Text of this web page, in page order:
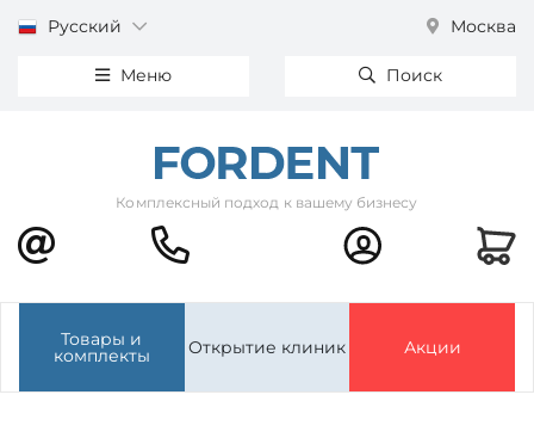
Русский Москва
Меню Поиск
Комплексный подход к вашему бизнесу
Товары и
комплекты Открытие клиник Акции